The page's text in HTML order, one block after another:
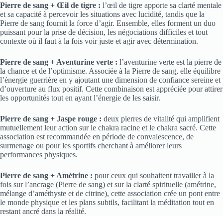
Pierre de sang + Œil de tigre : l’œil de tigre apporte sa clarté mentale
et sa capacité à percevoir les situations avec lucidité, tandis que la
Pierre de sang fournit la force d’agir. Ensemble, elles forment un duo
puissant pour la prise de décision, les négociations difficiles et tout
contexte où il faut à la fois voir juste et agir avec détermination.
Pierre de sang + Aventurine verte : l’aventurine verte est la pierre de
la chance et de l’optimisme. Associée à la Pierre de sang, elle équilibre
l’énergie guerrière en y ajoutant une dimension de confiance sereine et
d’ouverture au flux positif. Cette combinaison est appréciée pour attirer
les opportunités tout en ayant l’énergie de les saisir.
Pierre de sang + Jaspe rouge : deux pierres de vitalité qui amplifient
mutuellement leur action sur le chakra racine et le chakra sacré. Cette
association est recommandée en période de convalescence, de
surmenage ou pour les sportifs cherchant à améliorer leurs
performances physiques.
Pierre de sang + Amétrine : pour ceux qui souhaitent travailler à la
fois sur l’ancrage (Pierre de sang) et sur la clarté spirituelle (amétrine,
mélange d’améthyste et de citrine), cette association crée un pont entre
le monde physique et les plans subtils, facilitant la méditation tout en
restant ancré dans la réalité.